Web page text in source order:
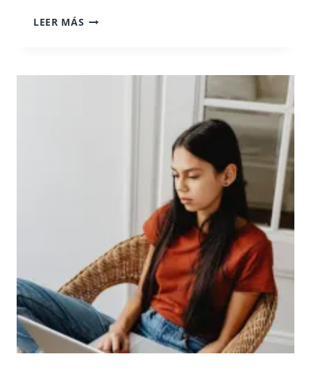
LEER MÁS CONSEJOS
NIÑOS